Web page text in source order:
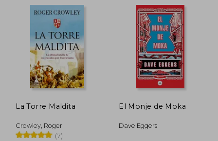
45% 45%
La Torre Maldita
Crowley, Roger
(7)
El Monje de Moka
Dave Eggers